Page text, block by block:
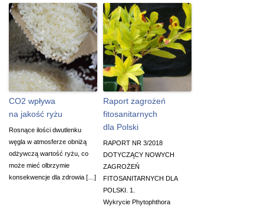
CO2 wpływa
na jakość ryżu
Rosnące ilości dwutlenku
węgla w atmosferze obniżą
odżywczą wartość ryżu, co
może mieć olbrzymie
konsekwencje dla zdrowia […]
Raport zagrożeń
fitosanitarnych
dla Polski
RAPORT NR 3/2018
DOTYCZĄCY NOWYCH
ZAGROŻEŃ
FITOSANITARNYCH DLA
POLSKI. 1.
Wykrycie Phytophthora